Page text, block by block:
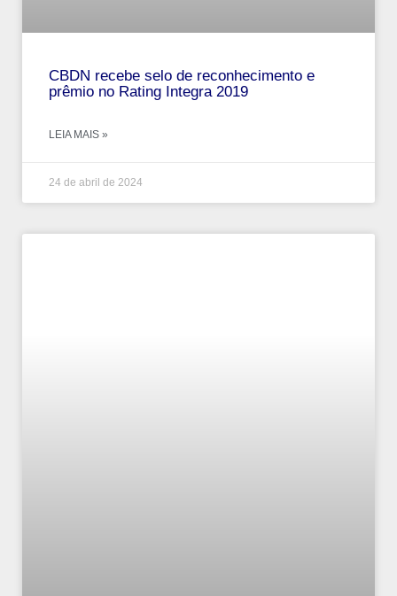
CBDN recebe selo de reconhecimento e
prêmio no Rating Integra 2019
LEIA MAIS »
24 de abril de 2024